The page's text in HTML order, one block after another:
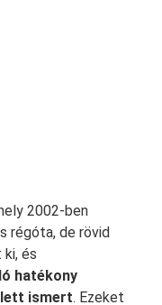
2002-ben
régóta, de rövid
és
hatékony
ismert. Ezeket